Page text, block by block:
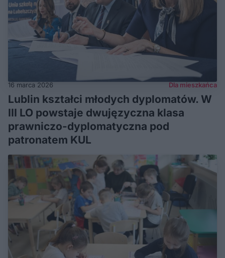
16 marca 2026 Dla mieszkańca
Lublin kształci młodych dyplomatów. W
III LO powstaje dwujęzyczna klasa
prawniczo-dyplomatyczna pod
patronatem KUL